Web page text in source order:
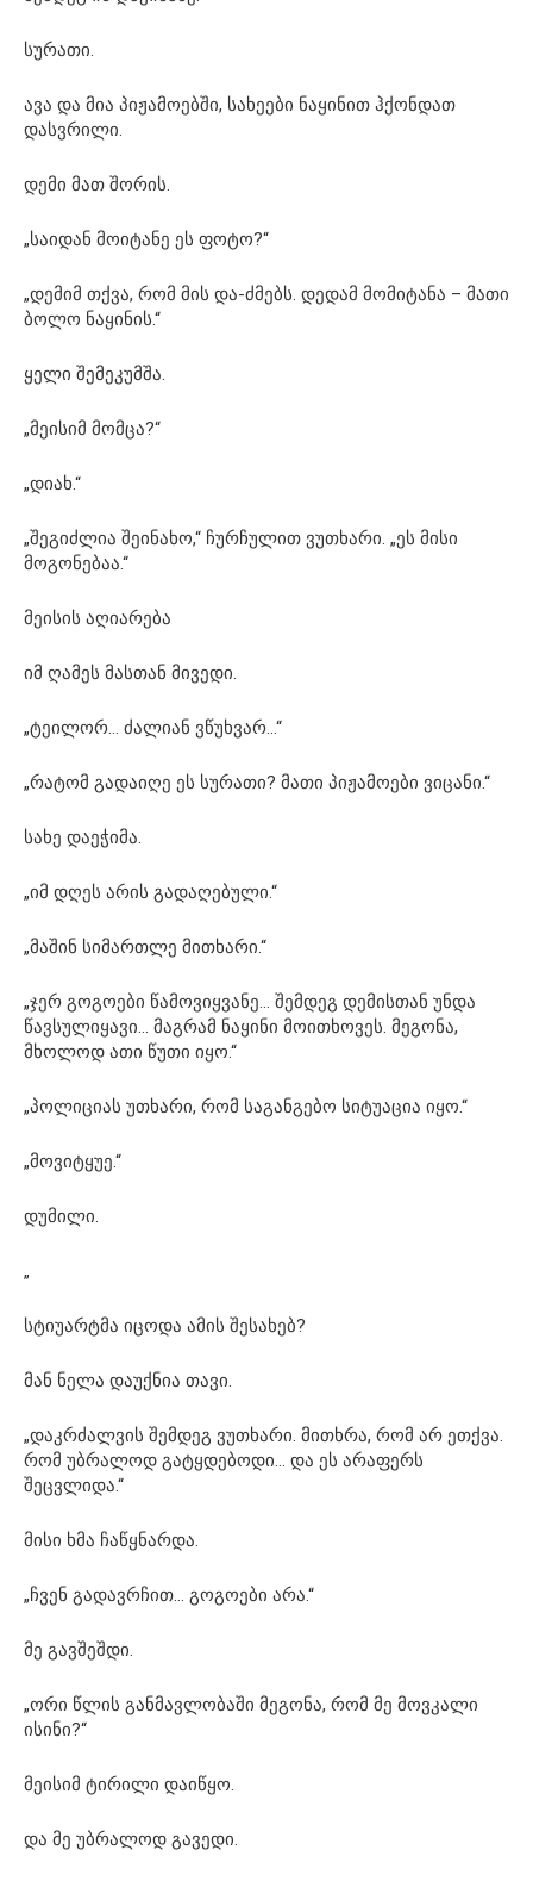
სურათი.
ავა და მია პიჟამოებში, სახეები ნაყინით ჰქონდათ
დასვრილი.
დემი მათ შორის.
„საიდან მოიტანე ეს ფოტო?“
„დემიმ თქვა, რომ მის და-ძმებს. დედამ მომიტანა – მათი
ბოლო ნაყინის.“
ყელი შემეკუმშა.
„მეისიმ მომცა?“
„დიახ.“
„შეგიძლია შეინახო,“ ჩურჩულით ვუთხარი. „ეს მისი
მოგონებაა.“
მეისის აღიარება
იმ ღამეს მასთან მივედი.
„ტეილორ… ძალიან ვწუხვარ…“
„რატომ გადაიღე ეს სურათი? მათი პიჟამოები ვიცანი.“
სახე დაეჭიმა.
„იმ დღეს არის გადაღებული.“
„მაშინ სიმართლე მითხარი.“
„ჯერ გოგოები წამოვიყვანე… შემდეგ დემისთან უნდა
წავსულიყავი… მაგრამ ნაყინი მოითხოვეს. მეგონა,
მხოლოდ ათი წუთი იყო.“
„პოლიციას უთხარი, რომ საგანგებო სიტუაცია იყო.“
„მოვიტყუე.“
დუმილი.
„
სტიუარტმა იცოდა ამის შესახებ?
მან ნელა დაუქნია თავი.
„დაკრძალვის შემდეგ ვუთხარი. მითხრა, რომ არ ეთქვა.
რომ უბრალოდ გატყდებოდი… და ეს არაფერს
შეცვლიდა.“
მისი ხმა ჩაწყნარდა.
„ჩვენ გადავრჩით… გოგოები არა.“
მე გავშეშდი.
„ორი წლის განმავლობაში მეგონა, რომ მე მოვკალი
ისინი?“
მეისიმ ტირილი დაიწყო.
და მე უბრალოდ გავედი.